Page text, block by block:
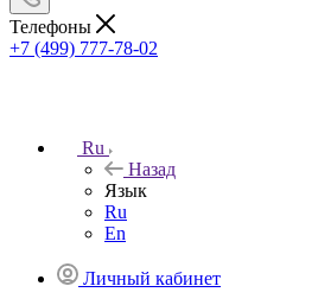
Телефоны
+7 (499) 777-78-02
Ru
Назад
Язык
Ru
En
Личный кабинет